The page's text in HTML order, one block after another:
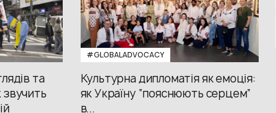
та
звучить
#GLOBALADVOCACY
Культурна дипломатія як емоція:
як Україну “пояснюють серцем”
в...